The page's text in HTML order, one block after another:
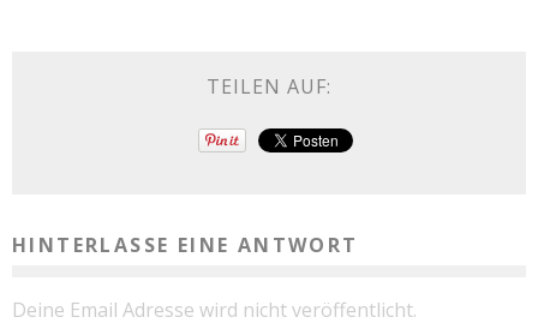
TEILEN AUF:
HINTERLASSE EINE ANTWORT
Deine Email Adresse wird nicht veröffentlicht.